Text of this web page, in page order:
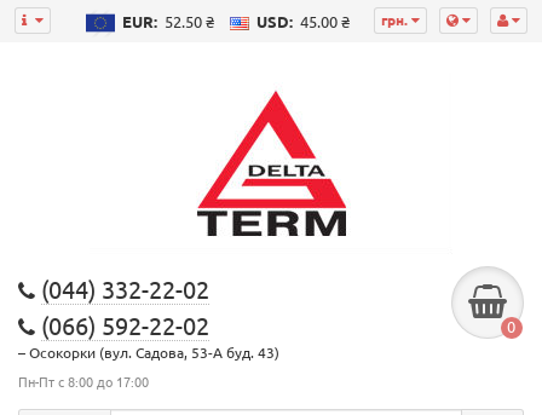
грн.
EUR: 52.50 ₴ USD: 45.00 ₴
(044) 332-22-02
(066) 592-22-02
– Осокорки (вул. Садова, 53-А буд. 43)
Пн-Пт с 8:00 до 17:00
0